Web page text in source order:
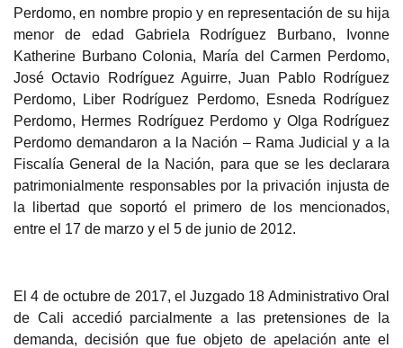
Perdomo, en nombre propio y en representación de su hija
menor de edad Gabriela Rodríguez Burbano, Ivonne
Katherine Burbano Colonia, María del Carmen Perdomo,
José Octavio Rodríguez Aguirre, Juan Pablo Rodríguez
Perdomo, Liber Rodríguez Perdomo, Esneda Rodríguez
Perdomo, Hermes Rodríguez Perdomo y Olga Rodríguez
Perdomo demandaron a la Nación – Rama Judicial y a la
Fiscalía General de la Nación, para que se les declarara
patrimonialmente responsables por la privación injusta de
la libertad que soportó el primero de los mencionados,
entre el 17 de marzo y el 5 de junio de 2012.
E l 4 de octubre de 2017, el Juzgado 18 Administrativo Oral
de Cali accedió parcialmente a las pretensiones de la
demanda, decisión que fue objeto de apelación ante el